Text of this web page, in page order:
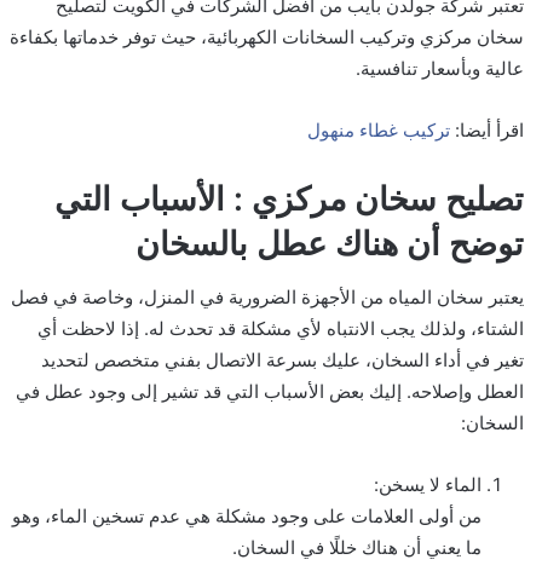
تعتبر شركة جولدن بايب من أفضل الشركات في الكويت لتصليح
سخان مركزي وتركيب السخانات الكهربائية، حيث توفر خدماتها بكفاءة
عالية وبأسعار تنافسية.
اقرأ أيضا: تركيب غطاء منهول
تصليح سخان مركزي : الأسباب التي
توضح أن هناك عطل بالسخان
يعتبر سخان المياه من الأجهزة الضرورية في المنزل، وخاصة في فصل
الشتاء، ولذلك يجب الانتباه لأي مشكلة قد تحدث له. إذا لاحظت أي
تغير في أداء السخان، عليك بسرعة الاتصال بفني متخصص لتحديد
العطل وإصلاحه. إليك بعض الأسباب التي قد تشير إلى وجود عطل في
السخان:
الماء لا يسخن:
من أولى العلامات على وجود مشكلة هي عدم تسخين الماء، وهو
ما يعني أن هناك خللًا في السخان.